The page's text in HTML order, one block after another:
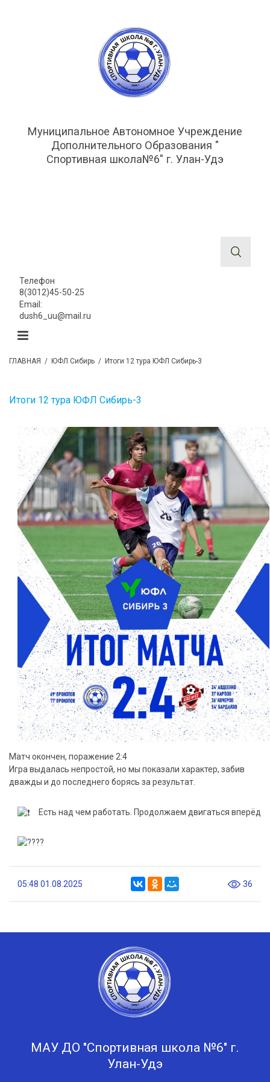
Муниципальное Автономное Учреждение
Дополнительного Образования "
Спортивная школа№6" г. Улан-Удэ
Телефон
8(3012)45-50-25
Email:
dush6_uu@mail.ru
ГЛАВНАЯ / ЮФЛ Сибирь / Итоги 12 тура ЮФЛ Сибирь-3
Итоги 12 тура ЮФЛ Сибирь-3
Матч окончен, поражение 2:4
Игра выдалась непростой, но мы показали характер, забив
дважды и до последнего борясь за результат.
️Есть над чем работать. Продолжаем двигаться вперёд
05:48 01.08.2025 36
МАУ ДО "Спортивная школа №6" г.
Улан-Удэ